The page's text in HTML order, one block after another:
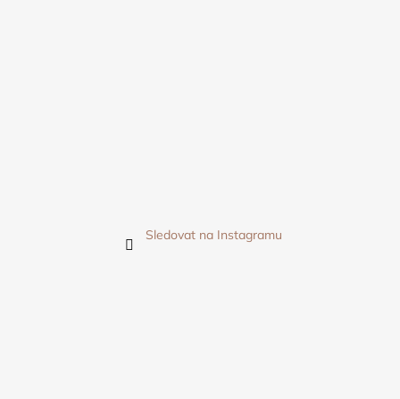
Sledovat na Instagramu